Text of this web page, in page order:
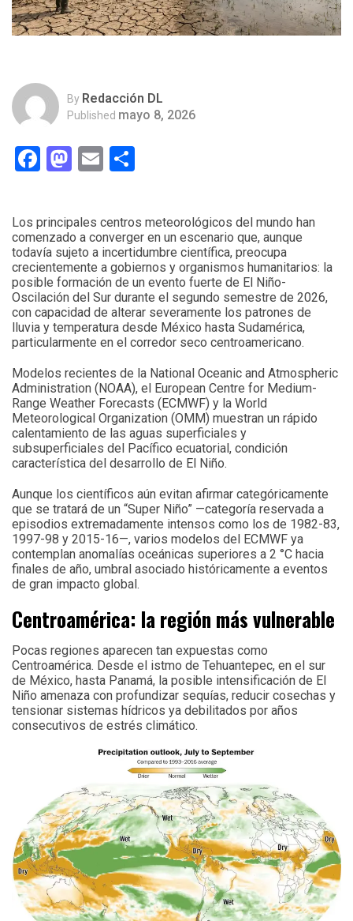
By Redacción DL
Published mayo 8, 2026
Facebook
Mastodon
Email
Los principales centros meteorológicos del mundo han
comenzado a converger en un escenario que, aunque
todavía sujeto a incertidumbre científica, preocupa
crecientemente a gobiernos y organismos humanitarios: la
posible formación de un evento fuerte de El Niño-
Oscilación del Sur durante el segundo semestre de 2026,
con capacidad de alterar severamente los patrones de
lluvia y temperatura desde México hasta Sudamérica,
particularmente en el corredor seco centroamericano.
Modelos recientes de la National Oceanic and Atmospheric
Administration (NOAA), el European Centre for Medium-
Range Weather Forecasts (ECMWF) y la World
Meteorological Organization (OMM) muestran un rápido
calentamiento de las aguas superficiales y
subsuperficiales del Pacífico ecuatorial, condición
característica del desarrollo de El Niño.
Aunque los científicos aún evitan afirmar categóricamente
que se tratará de un “Super Niño” —categoría reservada a
episodios extremadamente intensos como los de 1982-83,
1997-98 y 2015-16—, varios modelos del ECMWF ya
contemplan anomalías oceánicas superiores a 2 °C hacia
finales de año, umbral asociado históricamente a eventos
de gran impacto global.
Centroamérica: la región más vulnerable
Pocas regiones aparecen tan expuestas como
Centroamérica. Desde el istmo de Tehuantepec, en el sur
de México, hasta Panamá, la posible intensificación de El
Niño amenaza con profundizar sequías, reducir cosechas y
tensionar sistemas hídricos ya debilitados por años
consecutivos de estrés climático.